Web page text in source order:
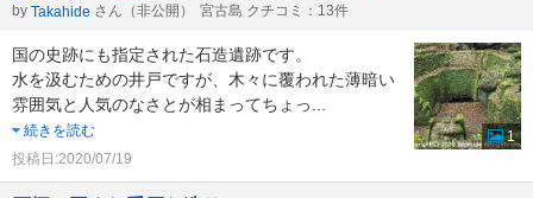
by Takahide さん（非公開） 宮古島 クチコミ：13件
国の史跡にも指定された石造遺跡です。
水を汲むための井戸ですが、木々に覆われた薄暗い
雰囲気と人気のなさとが相まってちょっ...
続きを読む
投稿日:2020/07/19
1